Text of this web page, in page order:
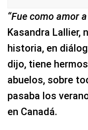
“Fue como amor
Kasandra Lallier,
historia, en
dijo, tiene
abuelos, sobre
pasaba los
en Canadá.